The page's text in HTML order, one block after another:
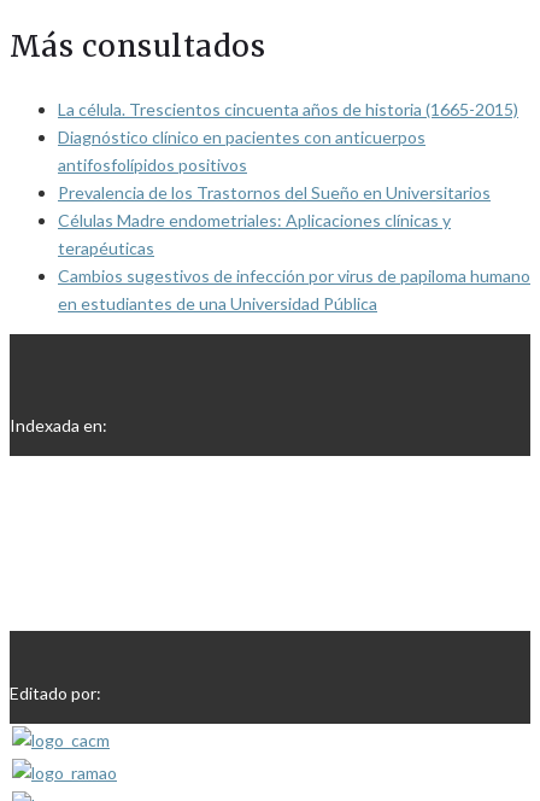
Más consultados
La célula. Trescientos cincuenta años de historia (1665-2015)
Diagnóstico clínico en pacientes con anticuerpos
antifosfolípidos positivos
Prevalencia de los Trastornos del Sueño en Universitarios
Células Madre endometriales: Aplicaciones clínicas y
terapéuticas
Cambios sugestivos de infección por virus de papiloma humano
en estudiantes de una Universidad Pública
Indexada en:
Editado por: